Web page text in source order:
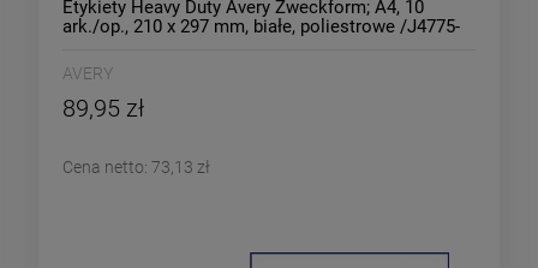
Etykiety Heavy Duty Avery Zweckform; A4, 10
ark./op., 210 x 297 mm, białe, poliestrowe /J4775-
AVERY
89,95 zł
Cena netto: 73,13 zł